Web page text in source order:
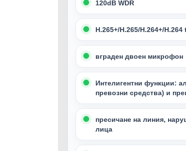
120dB WDR
H.265+/H.265/H.264+/
вграден двоен микрофон
Интелигентни функции:
превозни средства) и
пресичане на линия,
лица